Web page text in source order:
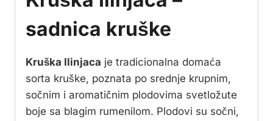
sadnica kruške
Kruška Ilinjaca je tradicionalna domaća
sorta kruške, poznata po srednje krupnim,
sočnim i aromatičnim plodovima svetložute
boje sa blagim rumenilom. Plodovi su sočni,